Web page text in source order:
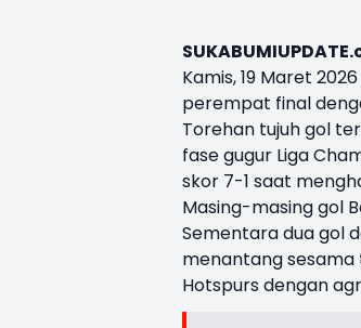
Kamis, 19 Maret
perempat final
Torehan tujuh gol
fase gugur Liga
skor 7-1 saat
Masing-masing gol
Sementara dua gol
menantang sesama
Hotspurs dengan